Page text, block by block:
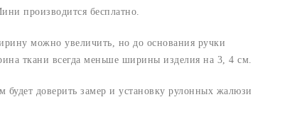
производится бесплатно.
можно увеличить, но до основания ручки
ткани всегда меньше ширины изделия на 3, 4 см.
доверить замер и установку рулонных жалюзи